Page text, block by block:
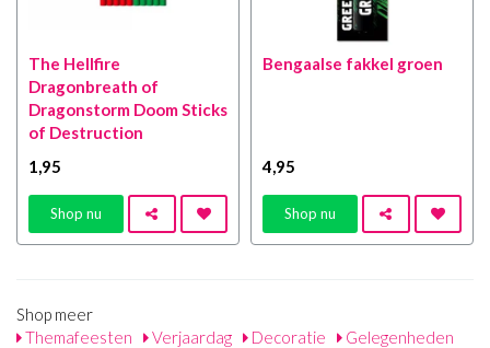
The Hellfire
Dragonbreath of
Dragonstorm Doom Sticks
of Destruction
1 ,95
Shop nu
Bengaalse fakkel groen
4 ,95
Shop nu
Shop meer
Themafeesten
Verjaardag Decoratie
Gelegenheden